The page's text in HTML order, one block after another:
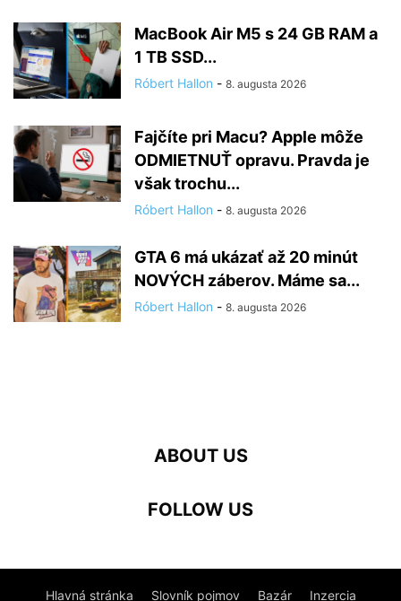
MacBook Air M5 s 24 GB RAM a
1 TB SSD...
Róbert Hallon - 8. augusta 2026
Fajčíte pri Macu? Apple môže
ODMIETNUŤ opravu. Pravda je
však trochu...
Róbert Hallon - 8. augusta 2026
GTA 6 má ukázať až 20 minút
NOVÝCH záberov. Máme sa...
Róbert Hallon - 8. augusta 2026
ABOUT US
FOLLOW US
Hlavná stránka Slovník pojmov Bazár Inzercia